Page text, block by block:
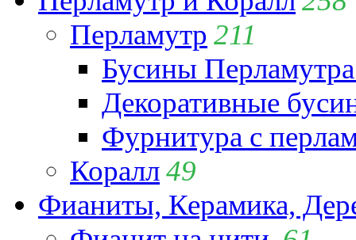
Перламутр 211
Бусины
Декоративные
Фурнитура с
Коралл49
Фианиты, Керамика,